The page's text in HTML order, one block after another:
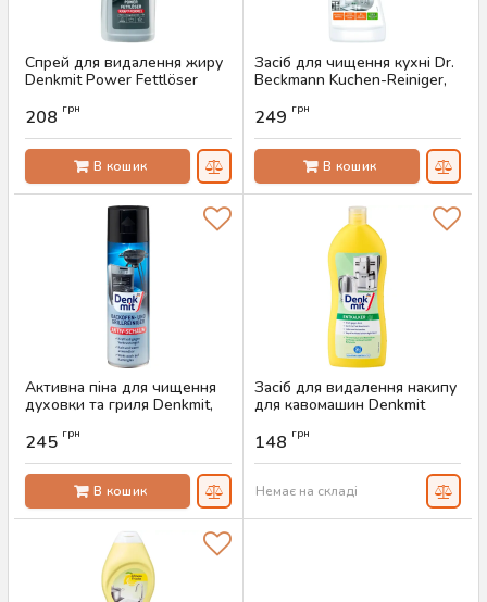
Спрей для видалення жиру
Denkmit Power Fettlöser
Артикул:
208 грн
В кошик
Засіб для чищення кухні Dr.
Beckmann Kuchen-Reiniger,
Артикул:
249 грн
В кошик
Активна піна для чищення
духовки та гриля Denkmit,
Артикул:
245 грн
В кошик
Засіб для видалення накипу
для кавомашин Denkmit
Артикул:
148 грн
Немає на складі